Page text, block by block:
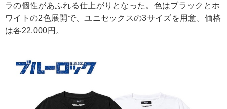
ラの個性があふれる仕上がりとなった。色はブラックとホ
ワイトの2色展開で、ユニセックスの3サイズを用意。価格
は各22,000円。